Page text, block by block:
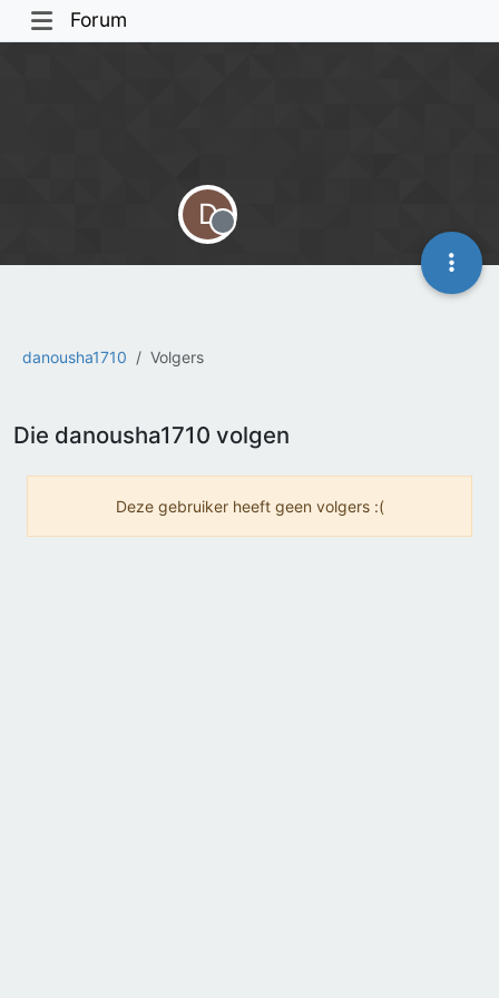
Forum
danousha1710 Volgers
D
Offline
Die danousha1710 volgen
Deze gebruiker heeft geen volgers :(